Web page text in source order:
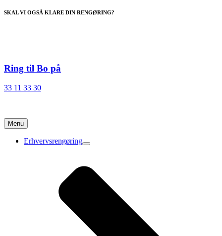
SKAL VI OGSÅ KLARE DIN RENGØRING?
Ring til Bo på
33 11 33 30
Menu
Erhvervsrengøring